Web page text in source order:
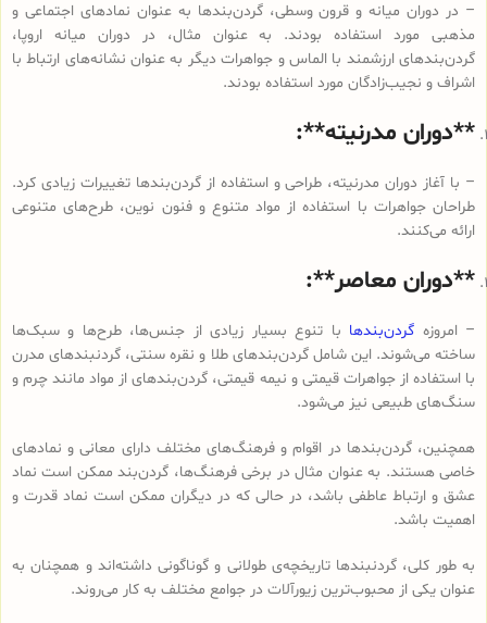
– در دوران میانه و قرون وسطی، گردن‌بندها به عنوان نمادهای اجتماعی و
مذهبی مورد استفاده بودند. به عنوان مثال، در دوران میانه اروپا،
گردن‌بندهای ارزشمند با الماس و جواهرات دیگر به عنوان نشانه‌های ارتباط با
اشراف و نجیب‌زادگان مورد استفاده بودند.
**دوران مدرنیته**:
– با آغاز دوران مدرنیته، طراحی و استفاده از گردن‌بندها تغییرات زیادی کرد.
طراحان جواهرات با استفاده از مواد متنوع و فنون نوین، طرح‌های متنوعی
ارائه می‌کنند.
**دوران معاصر**:
– امروزه گردن‌بندها با تنوع بسیار زیادی از جنس‌ها، طرح‌ها و سبک‌ها
ساخته می‌شوند. این شامل گردن‌بندهای طلا و نقره سنتی، گردنبندهای مدرن
با استفاده از جواهرات قیمتی و نیمه قیمتی، گردن‌بندهای از مواد مانند چرم و
سنگ‌های طبیعی نیز می‌شود.
همچنین، گردن‌بندها در اقوام و فرهنگ‌های مختلف دارای معانی و نمادهای
خاصی هستند. به عنوان مثال در برخی فرهنگ‌ها، گردن‌بند ممکن است نماد
عشق و ارتباط عاطفی باشد، در حالی که در دیگران ممکن است نماد قدرت و
اهمیت باشد.
به طور کلی، گردنبندها تاریخچه‌ی طولانی و گوناگونی داشته‌اند و همچنان به
عنوان یکی از محبوب‌ترین زیورآلات در جوامع مختلف به کار می‌روند.